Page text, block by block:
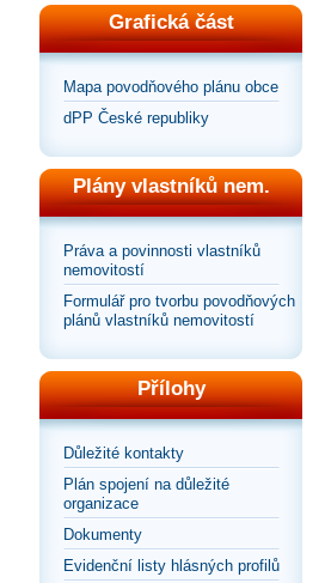
Grafická část
Mapa povodňového plánu obce
dPP České republiky
Plány vlastníků nem.
Práva a povinnosti vlastníků
nemovitostí
Formulář pro tvorbu povodňových
plánů vlastníků nemovitostí
Přílohy
Důležité kontakty
Plán spojení na důležité
organizace
Dokumenty
Evidenční listy hlásných profilů